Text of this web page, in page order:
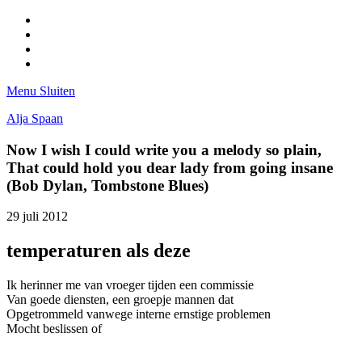
Menu Sluiten
Alja Spaan
Now I wish I could write you a melody so plain,
That could hold you dear lady from going insane
(Bob Dylan, Tombstone Blues)
29 juli 2012
temperaturen als deze
Ik herinner me van vroeger tijden een commissie
Van goede diensten, een groepje mannen dat
Opgetrommeld vanwege interne ernstige problemen
Mocht beslissen of